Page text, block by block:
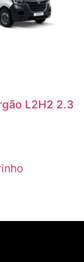
L2H2 2.3